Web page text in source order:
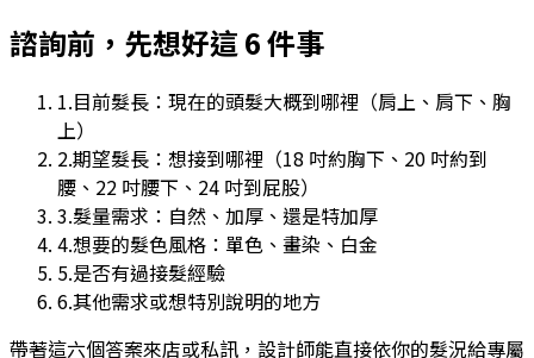
諮詢前，先想好這 6 件事
1.目前髮長：現在的頭髮大概到哪裡（肩上、肩下、胸
上）
2.期望髮長：想接到哪裡（18 吋約胸下、20 吋約到
腰、22 吋腰下、24 吋到屁股）
3.髮量需求：自然、加厚、還是特加厚
4.想要的髮色風格：單色、畫染、白金
5.是否有過接髮經驗
6.其他需求或想特別說明的地方
帶著這六個答案來店或私訊，設計師能直接依你的髮況給專屬